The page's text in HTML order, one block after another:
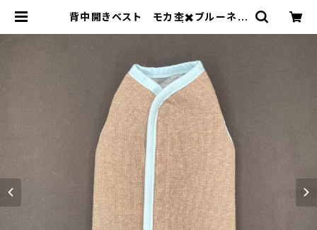
背中開きベスト モカ杢✖️ブルーネイ